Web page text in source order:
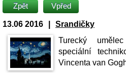
Zpět Vpřed
13.06 2016
Srandičky
Turecký
speciální
Vincenta van